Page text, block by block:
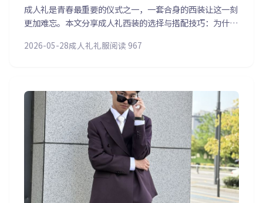
成人礼是青春最重要的仪式之一，一套合身的西装让这一刻
更加难忘。本文分享成人礼西装的选择与搭配技巧：为什么
适合少年？搭配什么样的衬衫和领带最得体？还有成人礼当
2026-05-28成人礼礼服阅读 967